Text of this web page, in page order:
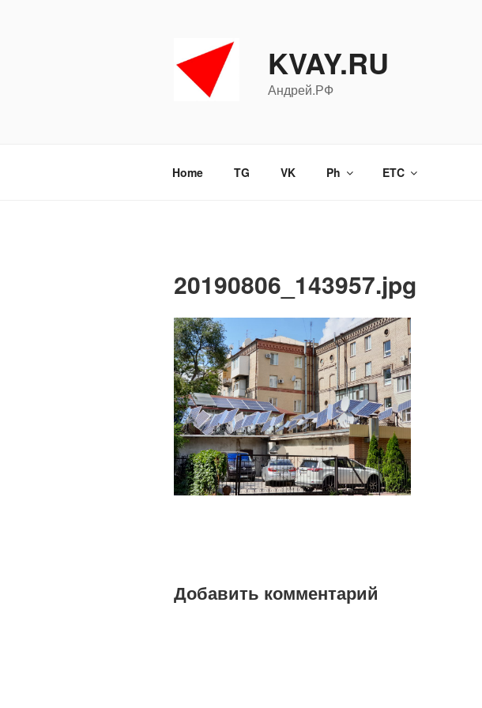
KVAY.RU
Андрей.РФ
Home TG VK Ph ETC
20190806_143957.jpg
Добавить комментарий